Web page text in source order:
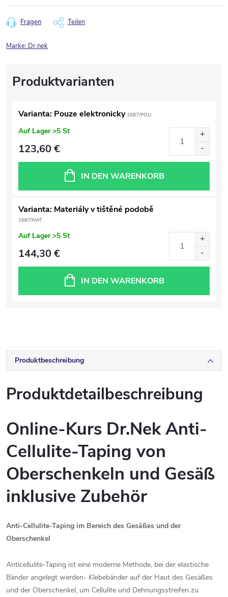
Fragen Teilen
Marke: Dr.nek
Varianta: Pouze elektronicky1687/POU
Auf Lager>5 St
123,60 €
IN DEN WARENKORB
Varianta: Materiály v tištěné podobě
1687/MAT
Auf Lager>5 St
144,30 €
IN DEN WARENKORB
Produktbeschreibung
Produktdetailbeschreibung
Online-Kurs Dr.Nek Anti-
Cellulite-Taping von
Oberschenkeln und Gesäß
inklusive Zubehör
Anti-Cellulite-Taping im Bereich des Gesäßes und der
Oberschenkel
Anticellulite-Taping ist eine moderne Methode, bei der elastische
Bänder angelegt werden- Klebebänder auf der Haut des Gesäßes
und der Oberschenkel, um Cellulite und Dehnungsstreifen zu